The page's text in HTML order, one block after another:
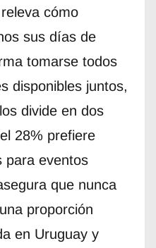
cómo
sus días de
tomarse todos
disponibles juntos,
divide en dos
28% prefiere
para eventos
que nunca
proporción
en Uruguay y